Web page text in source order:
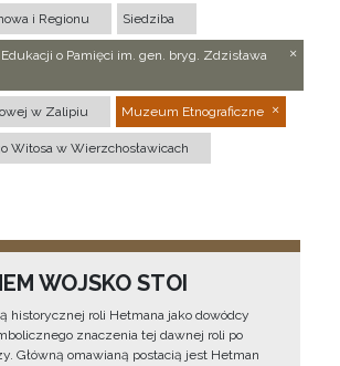
i Regionu Siedziba
o Pamięci im. gen. bryg. Zdzisława
w Zalipiu Muzeum Etnograficzne
Witosa w Wierzchosławicach
WOJSKO STOI
historycznej roli Hetmana jako dowódcy
znaczenia tej dawnej roli po
Główną omawianą postacią jest Hetman